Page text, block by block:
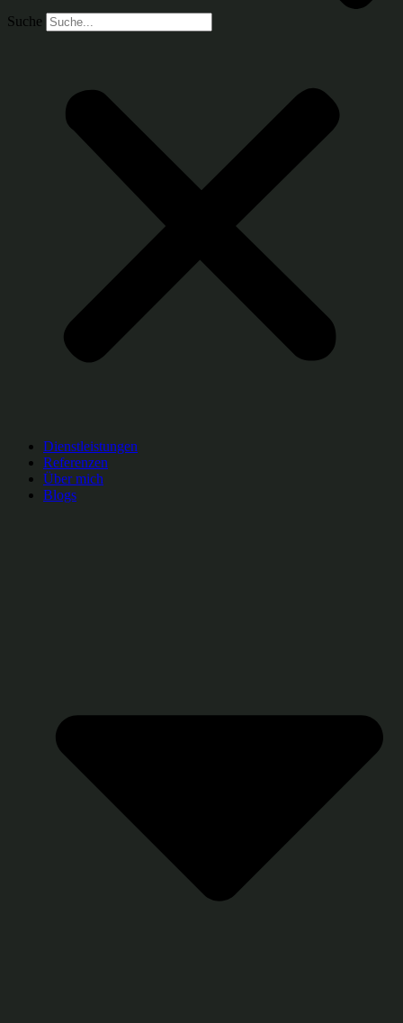
Suche
Dienstleistungen
Referenzen
Über mich
Blogs